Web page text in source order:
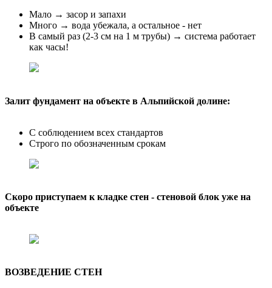
Мало → засор и запахи
Много → вода убежала, а остальное - нет
В самый раз (2-3 см на 1 м трубы) → система работает
как часы!
Залит фундамент на объекте в Альпийской долине: ⠀
С соблюдением всех стандартов
Строго по обозначенным срокам
Скоро приступаем к кладке стен - стеновой блок уже на
объекте
ВОЗВЕДЕНИЕ СТЕН